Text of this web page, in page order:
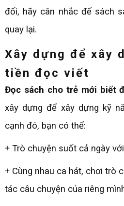
đối, hãy cân nhắc để sách
quay lại.
Xây dựng để xây
tiền đọc viết
Đọc sách cho trẻ mới biết
xây dựng để xây dựng kỹ
cạnh đó, bạn có thể:
+ Trò chuyện suốt cả ngày
+ Cùng nhau ca hát, chơi trò
tác câu chuyện của riêng